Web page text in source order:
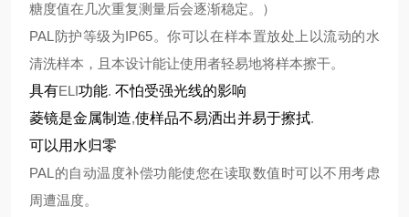
糖度值在几次重复测量后会逐渐稳定。）
PAL 防护等级为IP65。你可以在样本置放处上以流动的水
清洗样本，且本设计能让使用者轻易地将样本擦干。
具有ELI功能. 不怕受强光线的影响
菱镜是金属制造,使样品不易洒出并易于擦拭.
可以用水归零
PAL 的自动温度补偿功能使您在读取数值时可以不用考虑
周遭温度。